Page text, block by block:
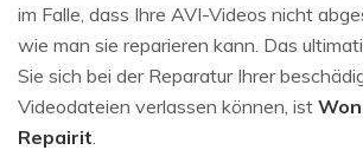
im Falle, dass Ihre AVI-Videos nicht
wie man sie reparieren kann. Das
Sie sich bei der Reparatur Ihrer
Videodateien verlassen können, ist
Repairit